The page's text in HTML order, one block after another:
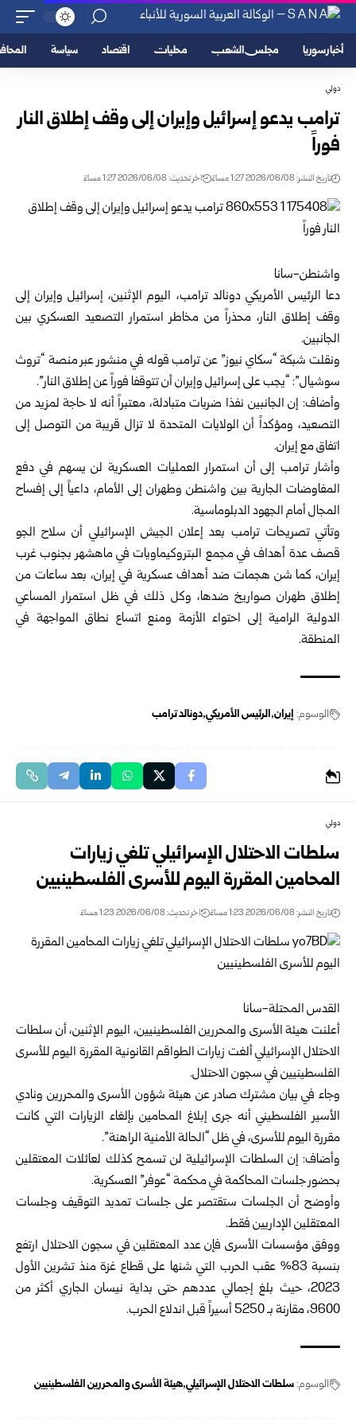
أخبار سوريا مجلس الشعب محليات اقتصاد سياسة
دولي
ترامب يدعو إسرائيل وإيران إلى وقف إطلاق النار
فوراً
تاريخ النشر: 2026/06/08 1:27 مساءً اخر تحديث: 2026/06/08 1:27 مساءً
واشنطن-سانا
دعا الرئيس الأمريكي دونالد ترامب، اليوم الإثنين، إسرائيل وإيران إلى
وقف إطلاق النار، محذراً من مخاطر استمرار التصعيد العسكري بين
الجانبين.
ونقلت شبكة “سكاي نيوز” عن ترامب قوله في منشور عبر منصة “تروث
سوشيال”: “يجب على إسرائيل وإيران أن تتوقفا فوراً عن إطلاق النار”.
وأضاف: إن الجانبين نفذا ضربات متبادلة، معتبراً أنه لا حاجة لمزيد من
التصعيد، ومؤكداً أن الولايات المتحدة لا تزال قريبة من التوصل إلى
اتفاق مع إيران.
وأشار ترامب إلى أن استمرار العمليات العسكرية لن يسهم في دفع
المفاوضات الجارية بين واشنطن وطهران إلى الأمام، داعياً إلى إفساح
المجال أمام الجهود الدبلوماسية.
وتأتي تصريحات ترامب بعد إعلان الجيش الإسرائيلي أن سلاح الجو
قصف عدة أهداف في مجمع البتروكيماويات في ماهشهر بجنوب غرب
إيران، كما شن هجمات ضد أهداف عسكرية في إيران، بعد ساعات من
إطلاق طهران صواريخ ضدها، وكل ذلك في ظل استمرار المساعي
الدولية الرامية إلى احتواء الأزمة ومنع اتساع نطاق المواجهة في
المنطقة.
الوسوم: إيران الرئيس الأمريكي دونالد ترامب
دولي
سلطات الاحتلال الإسرائيلي تلغي زيارات
المحامين المقررة اليوم للأسرى الفلسطينيين
تاريخ النشر: 2026/06/08 1:23 مساءً اخر تحديث: 2026/06/08 1:23 مساءً
القدس المحتلة-سانا
أعلنت هيئة الأسرى والمحررين الفلسطينيين، اليوم الإثنين، أن سلطات
الاحتلال الإسرائيلي ألغت زيارات الطواقم القانونية المقررة اليوم للأسرى
الفلسطينيين في سجون الاحتلال.
وجاء في بيان مشترك صادر عن هيئة شؤون الأسرى والمحررين ونادي
الأسير الفلسطيني أنه جرى إبلاغ المحامين بإلغاء الزيارات التي كانت
مقررة اليوم للأسرى، في ظل “الحالة الأمنية الراهنة”.
وأضاف: إن السلطات الإسرائيلية لن تسمح كذلك لعائلات المعتقلين
بحضور جلسات المحاكمة في محكمة “عوفر” العسكرية.
وأوضح أن الجلسات ستقتصر على جلسات تمديد التوقيف وجلسات
المعتقلين الإداريين فقط.
ووفق مؤسسات الأسرى فإن عدد المعتقلين في سجون الاحتلال ارتفع
بنسبة 83% عقب الحرب التي شنها على قطاع غزة منذ تشرين الأول
2023، حيث بلغ إجمالي عددهم حتى بداية نيسان الجاري أكثر من
9600، مقارنة بـ 5250 أسيراً قبل اندلاع الحرب.
الوسوم:سلطات الاحتلال الإسرائيلي هيئة الأسرى والمحررين الفلسطينيين